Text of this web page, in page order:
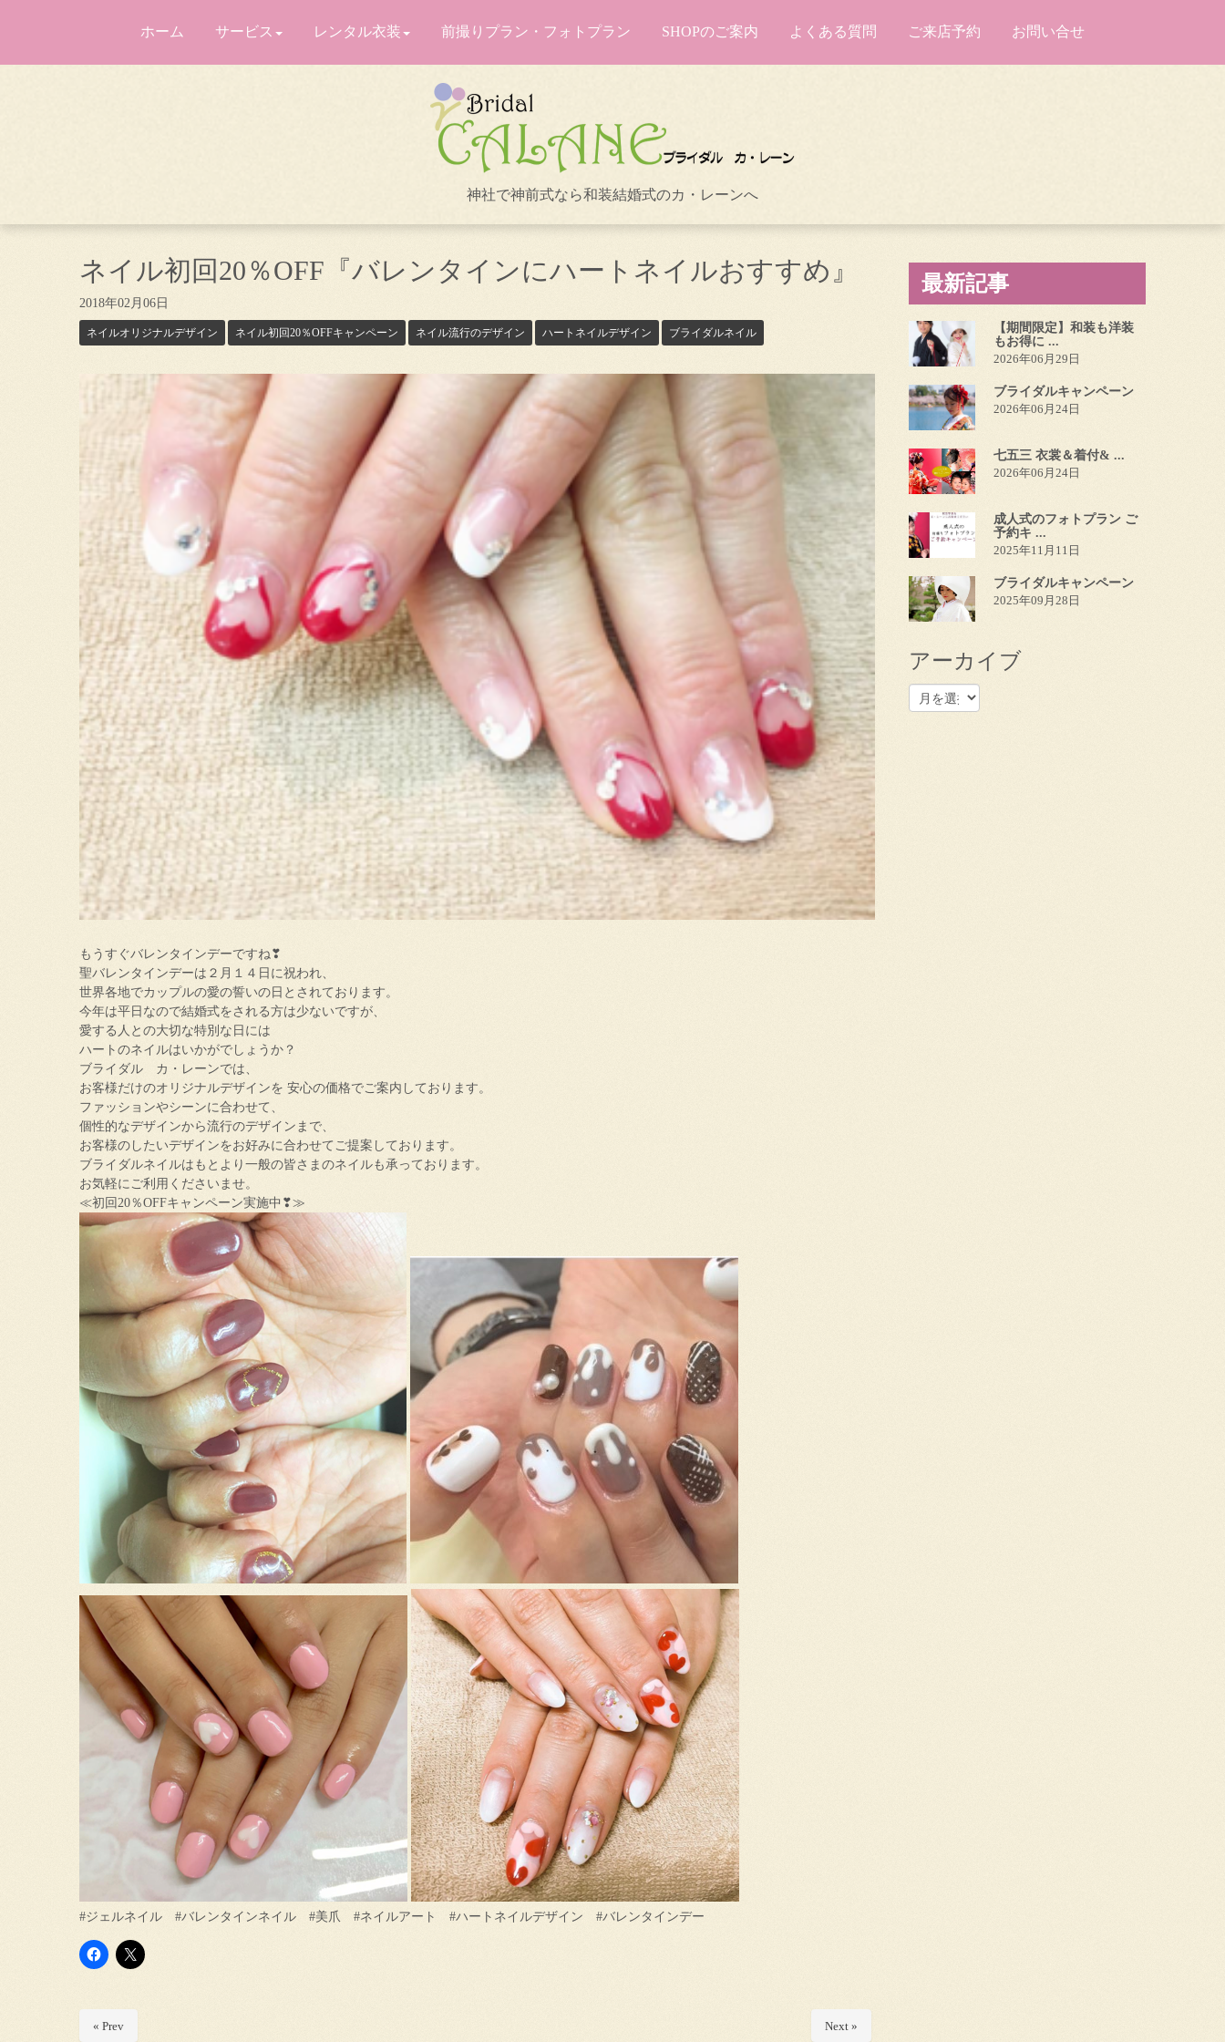
ホーム サービス レンタル衣装 前撮りプラン・フォトプラン SHOPのご案内 よくある質問 ご来店予約 お問い合せ
神社で神前式なら和装結婚式のカ・レーンへ
ネイル初回20％OFF『バレンタインにハートネイルおすすめ』
2018年02月06日
ネイルオリジナルデザイン ネイル初回20％OFFキャンペーン ネイル流行のデザイン ハートネイルデザイン ブライダルネイル
もうすぐバレンタインデーですね❣
聖バレンタインデーは２月１４日に祝われ、
世界各地でカップルの愛の誓いの日とされております。
今年は平日なので結婚式をされる方は少ないですが、
愛する人との大切な特別な日には
ハートのネイルはいかがでしょうか？
ブライダル カ・レーンでは、
お客様だけのオリジナルデザインを 安心の価格でご案内しております。
ファッションやシーンに合わせて、
個性的なデザインから流行のデザインまで、
お客様のしたいデザインをお好みに合わせてご提案しております。
ブライダルネイルはもとより一般の皆さまのネイルも承っております。
お気軽にご利用くださいませ。
≪初回20％OFFキャンペーン実施中❣≫
#ジェルネイル #バレンタインネイル #美爪 #ネイルアート #ハートネイルデザイン #バレンタインデー
« Prev Next »
最新記事
【期間限定】和装も洋装
もお得に ...
2026年06月29日
ブライダルキャンペーン
2026年06月24日
七五三 衣裳＆着付& ...
2026年06月24日
成人式のフォトプラン ご
予約キ ...
2025年11月11日
ブライダルキャンペーン
2025年09月28日
アーカイブ